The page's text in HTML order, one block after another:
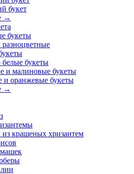
букет
→
букеты
белые букеты
и малиновые букеты
и оранжевые букеты
→
из крашеных хризантем